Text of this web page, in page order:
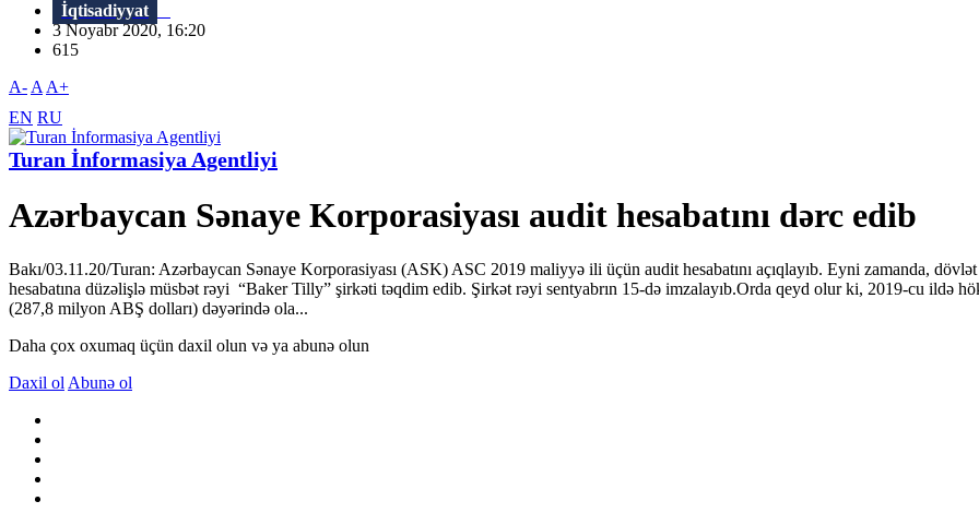
İqtisadiyyat
3 Noyabr 2020, 16:20
615
A- A A+
EN RU
Turan İnformasiya Agentliyi
Azərbaycan Sənaye Korporasiyası audit hesabatını dərc edib
Bakı/03.11.20/Turan: Azərbaycan Sənaye Korporasiyası (ASK) ASC 2019 maliyyə ili üçün audit hesabatını açıqlayıb. Eyni zamanda,
hesabatına düzəlişlə müsbət rəyi “Baker Tilly” şirkəti təqdim edib. Şirkət rəyi sentyabrın 15-də imzalayıb.Orda qeyd olur ki, 2019-cu ildə
(287,8 milyon ABŞ dolları) dəyərində ola...
Daha çox oxumaq üçün daxil olun və ya abunə olun
Daxil ol Abunə ol